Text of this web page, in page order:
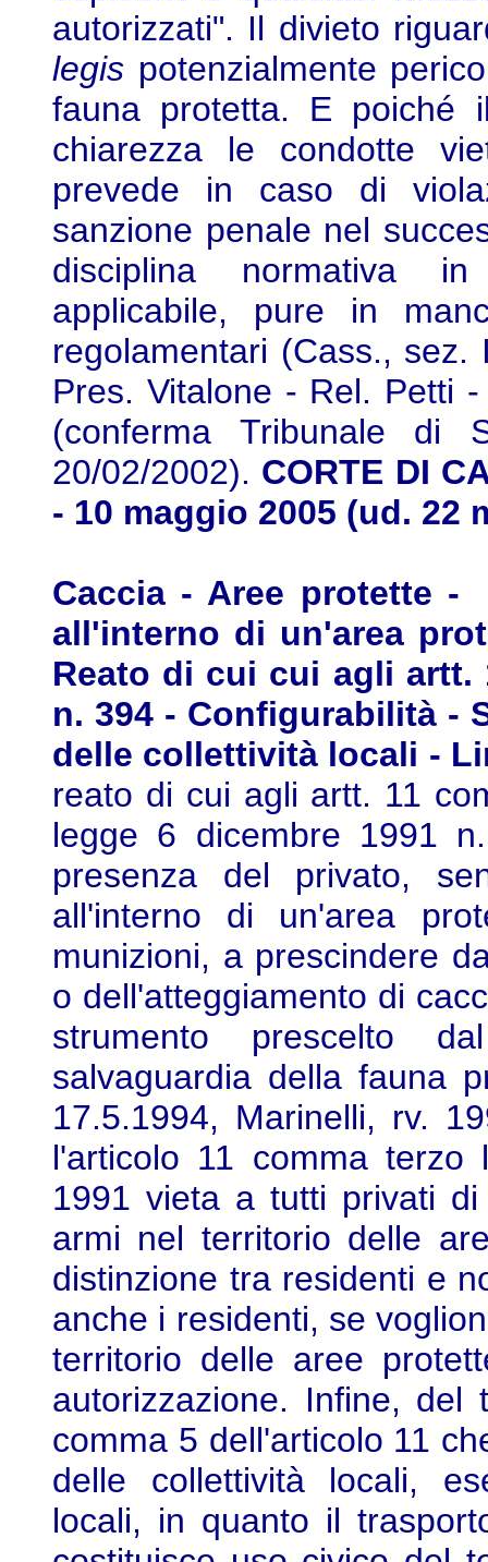
autorizzati". Il divieto
legis potenzialmente
fauna protetta. E poiché
chiarezza le condotte
prevede in caso di
sanzione penale nel
disciplina normativa
applicabile, pure in
regolamentari (Cass.,
Pres. Vitalone - Rel. Petti
(conferma Tribunale di
20/02/2002). CORTE DI
- 10 maggio 2005 (ud. 22
Caccia - Aree protette -
all'interno di un'area
Reato di cui cui agli artt.
n. 394 - Configurabilità -
delle collettività locali -
reato di cui agli artt. 11
legge 6 dicembre 1991
presenza del privato,
all'interno di un'area
munizioni, a prescindere
o dell'atteggiamento di
strumento prescelto
salvaguardia della fauna
17.5.1994, Marinelli, rv.
l'articolo 11 comma
1991 vieta a tutti privati
armi nel territorio delle
distinzione tra residenti e
anche i residenti, se
territorio delle aree
autorizzazione. Infine,
comma 5 dell'articolo 11
delle collettività locali,
locali, in quanto il